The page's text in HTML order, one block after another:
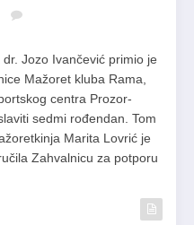
Jozo Ivančević primio je
Mažoret kluba Rama,
centra Prozor-
sedmi rođendan. Tom
Marita Lovrić je
Zahvalnicu za potporu